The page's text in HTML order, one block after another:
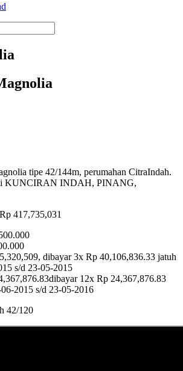
tipe 42/144m, perumahan CitraIndah.
KUNCIRAN INDAH, PINANG,
417,735,031
dibayar 3x Rp 40,106,836.33 jatuh
s/d 23-05-2015
12x Rp 24,367,876.83
2015 s/d 23-05-2016